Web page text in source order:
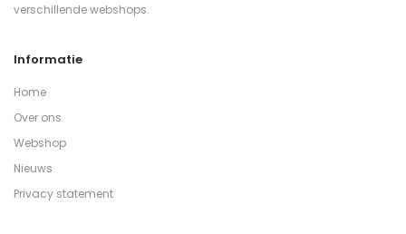
verschillende webshops.
Informatie
Home
Over ons
Webshop
Nieuws
Privacy statement